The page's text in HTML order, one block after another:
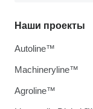
Наши проекты
Autoline™
Machineryline™
Agroline™